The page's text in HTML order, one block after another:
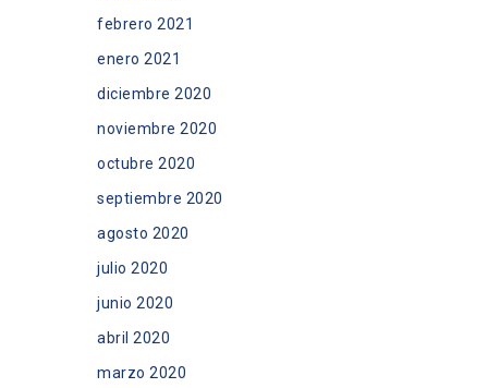
febrero 2021
enero 2021
diciembre 2020
noviembre 2020
octubre 2020
septiembre 2020
agosto 2020
julio 2020
junio 2020
abril 2020
marzo 2020